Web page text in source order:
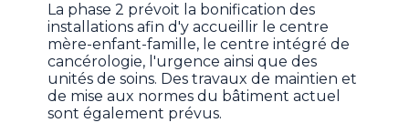
La phase 2 prévoit la bonification des
installations afin d'y accueillir le centre
mère-enfant-famille, le centre intégré de
cancérologie, l'urgence ainsi que des
unités de soins. Des travaux de maintien et
de mise aux normes du bâtiment actuel
sont également prévus.